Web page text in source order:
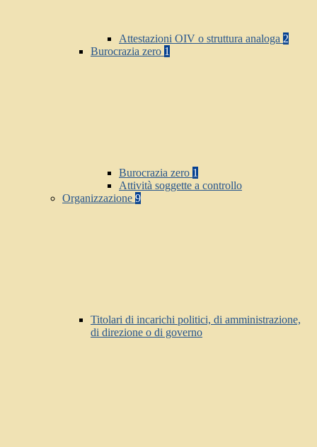
Attestazioni OIV o struttura analoga 2
Burocrazia zero 1
Burocrazia zero 1
Attività soggette a controllo
Organizzazione 9
Titolari di incarichi politici, di amministrazione,
di direzione o di governo